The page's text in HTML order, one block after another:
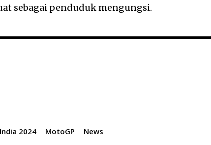
sebagai penduduk mengungsi.
2024 MotoGP News